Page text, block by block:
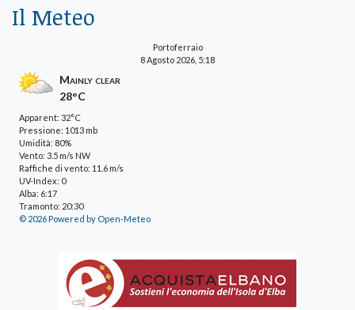
Il Meteo
Portoferraio
8 Agosto 2026, 5:18
Mainly clear
28°C
Apparent: 32°C
Pressione: 1013 mb
Umidità: 80%
Vento: 3.5 m/s NW
Raffiche di vento: 11.6 m/s
UV-Index: 0
Alba: 6:17
Tramonto: 20:30
© 2026 Powered by Open-Meteo